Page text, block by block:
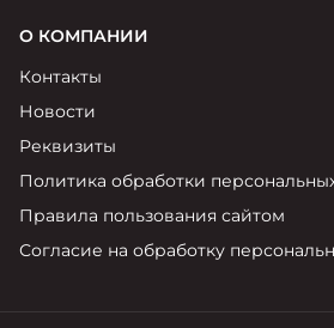
О КОМПАНИИ
Контакты
Новости
Реквизиты
Политика обработки
Правила пользования сайтом
Согласие на обработку